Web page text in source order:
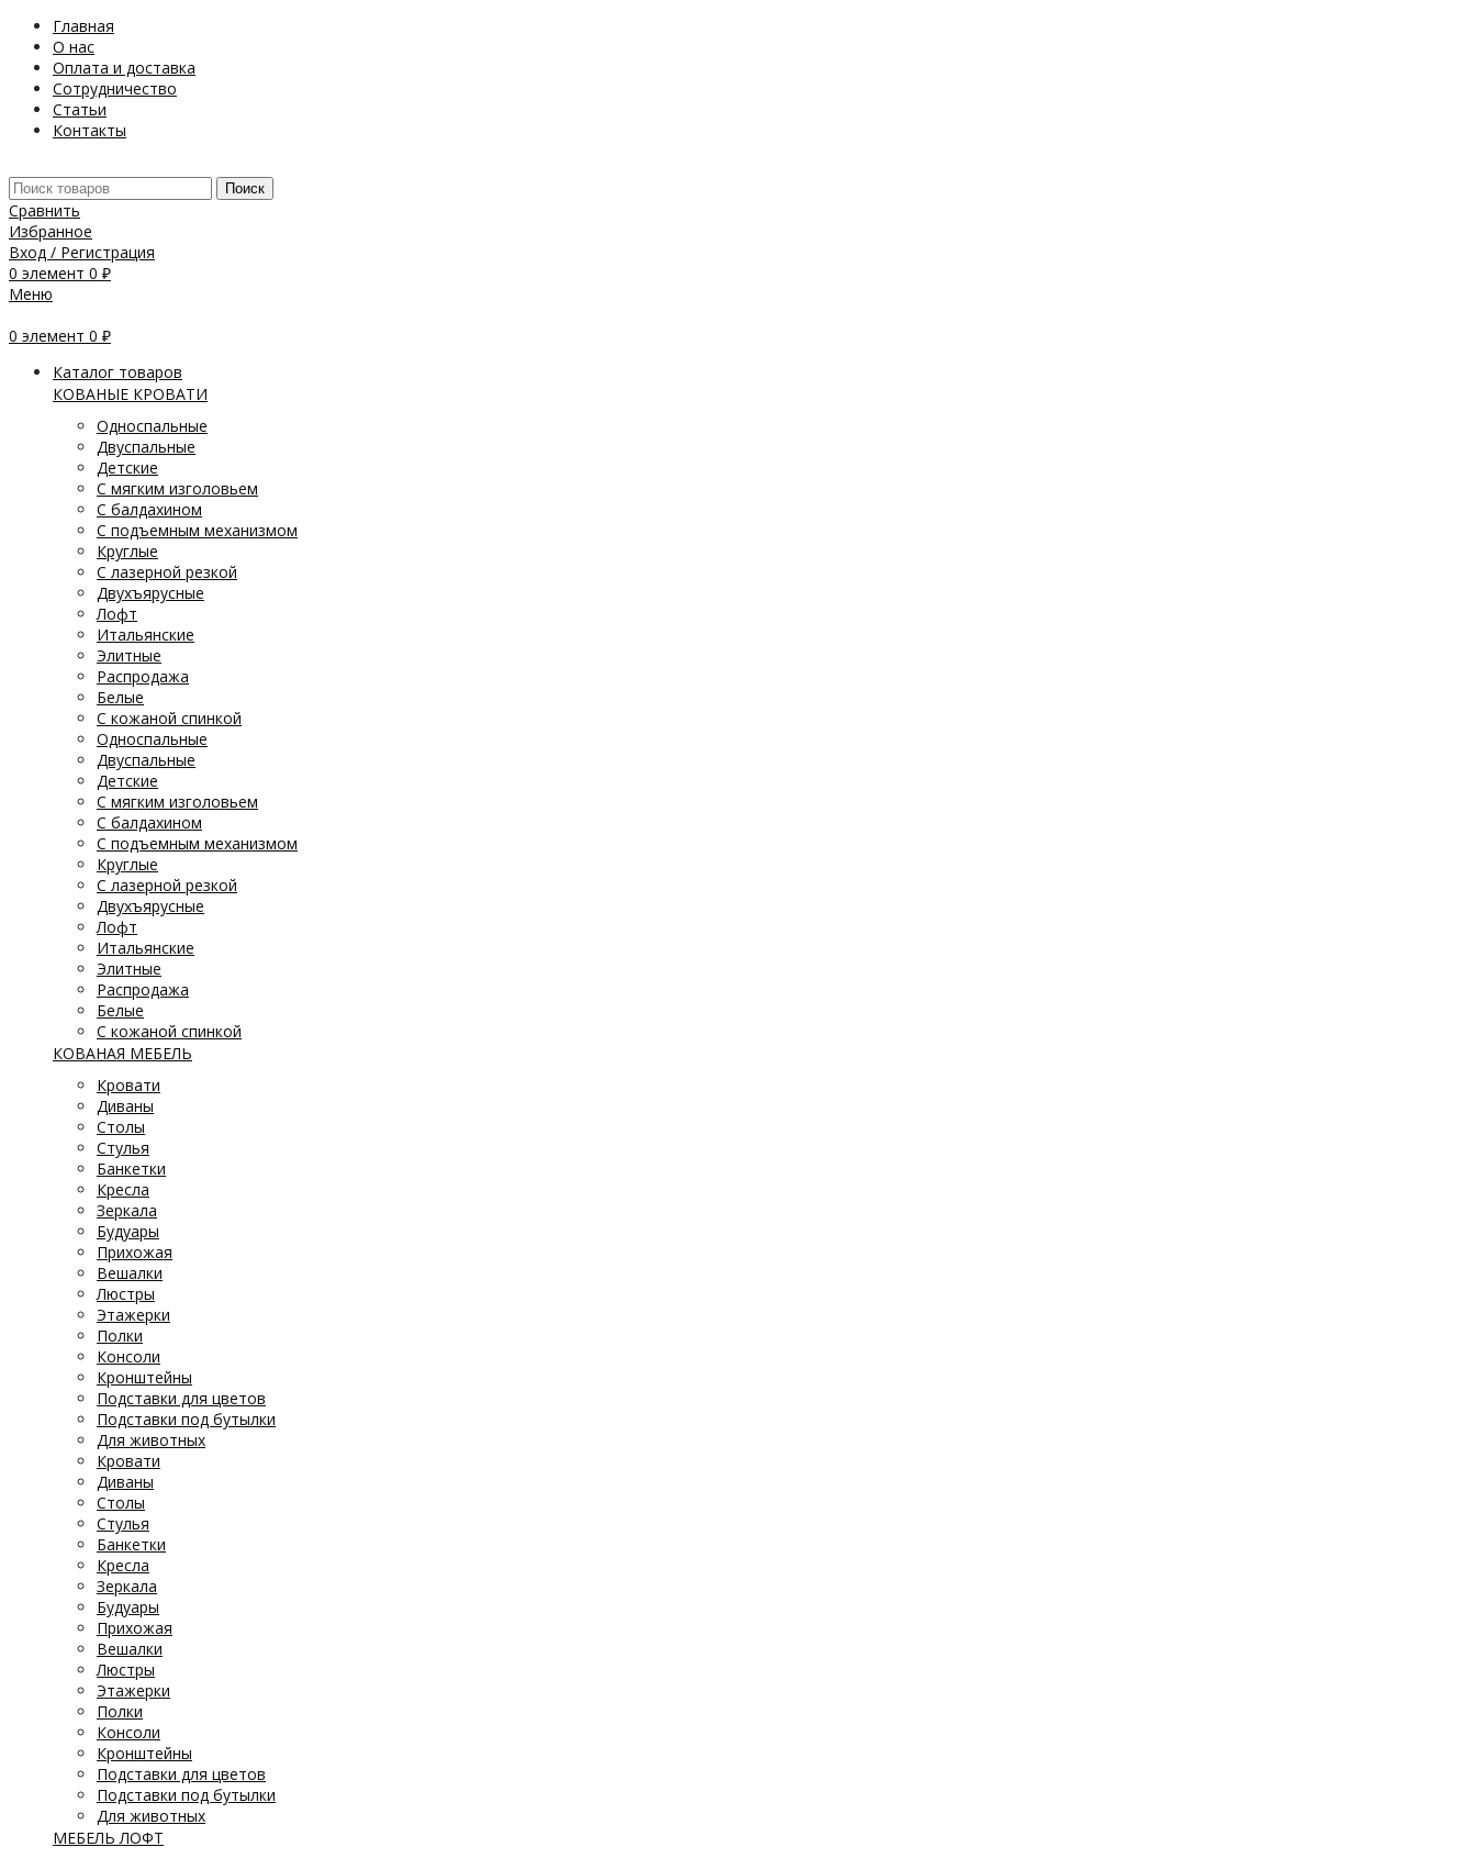
Главная
О нас
Оплата и доставка
Сотрудничество
Статьи
Контакты
Поиск
Сравнить
Избранное
Вход / Регистрация
0 элемент 0 ₽
Меню
0 элемент 0 ₽
Каталог товаров
КОВАНЫЕ КРОВАТИ
Односпальные
Двуспальные
Детские
С мягким изголовьем
С балдахином
С подъемным механизмом
Круглые
С лазерной резкой
Двухъярусные
Лофт
Итальянские
Элитные
Распродажа
Белые
С кожаной спинкой
Односпальные
Двуспальные
Детские
С мягким изголовьем
С балдахином
С подъемным механизмом
Круглые
С лазерной резкой
Двухъярусные
Лофт
Итальянские
Элитные
Распродажа
Белые
С кожаной спинкой
КОВАНАЯ МЕБЕЛЬ
Кровати
Диваны
Столы
Стулья
Банкетки
Кресла
Зеркала
Будуары
Прихожая
Вешалки
Люстры
Этажерки
Полки
Консоли
Кронштейны
Подставки для цветов
Подставки под бутылки
Для животных
Кровати
Диваны
Столы
Стулья
Банкетки
Кресла
Зеркала
Будуары
Прихожая
Вешалки
Люстры
Этажерки
Полки
Консоли
Кронштейны
Подставки для цветов
Подставки под бутылки
Для животных
МЕБЕЛЬ ЛОФТ